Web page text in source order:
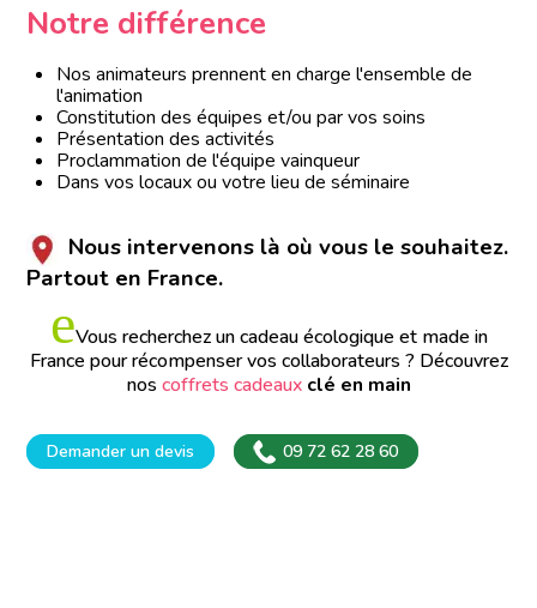
Notre différence
Nos animateurs prennent en charge l'ensemble de
l'animation
Constitution des équipes et/ou par vos soins
Présentation des activités
Proclammation de l'équipe vainqueur
Dans vos locaux ou votre lieu de séminaire
Nous intervenons là où vous le souhaitez.
Partout en France.
eVous recherchez un cadeau écologique et made in
France pour récompenser vos collaborateurs ? Découvrez
nos coffrets cadeaux clé en main
Demander un devis 09 72 62 28 60